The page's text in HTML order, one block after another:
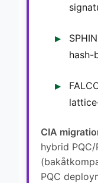
hash-
CIA
hybrid PQC/
PQC